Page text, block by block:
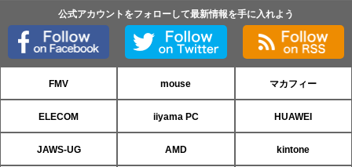
公式アカウントをフォローして最新情報を手に入れよう
FMV mouse マカフィー
ELECOM iiyama PC HUAWEI
JAWS-UG AMD kintone